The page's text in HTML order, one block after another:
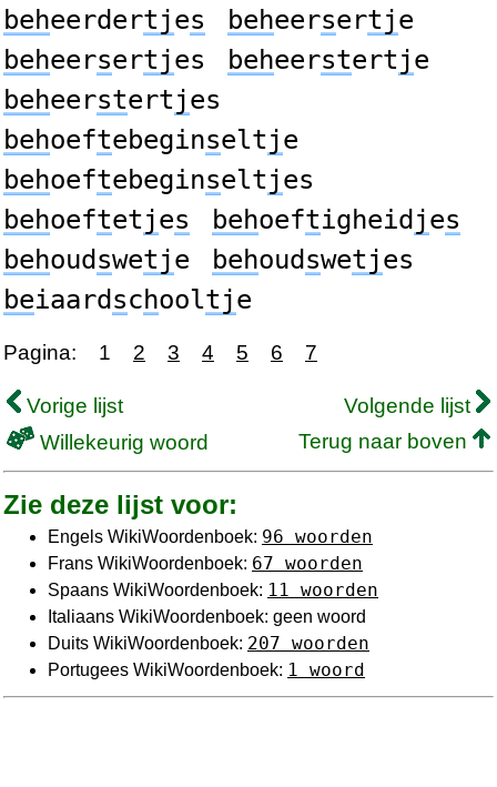
beheerdertjes beheersertje
beheersertjes beheerstertje
beheerstertjes
behoeftebeginseltje
behoeftebeginseltjes
behoeftetjes behoeftigheid jes
behoud swetje behoud swetjes
beiaard schooltje
Pagina: 1 2 3 4 5 6 7
Vorige lijst
Volgende lijst
Willekeurig woord
Terug naar boven
Zie deze lijst voor:
Engels WikiWoordenboek: 96 woorden
Frans WikiWoordenboek: 67 woorden
Spaans WikiWoordenboek: 11 woorden
Italiaans WikiWoordenboek: geen woord
Duits WikiWoordenboek: 207 woorden
Portugees WikiWoordenboek: 1 woord